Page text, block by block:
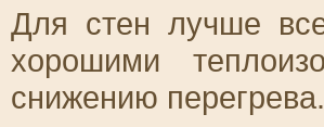
Для стен лучше
хорошими
снижению